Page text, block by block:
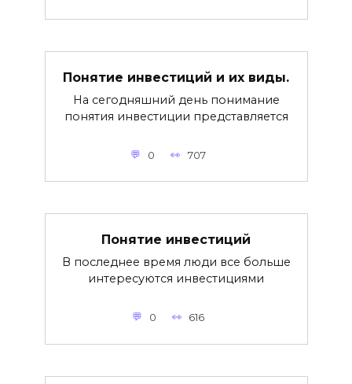
Понятие инвестиций и их виды.
На сегодняшний день понимание
понятия инвестиции представляется
0 707
Понятие инвестиций
В последнее время люди все больше
интересуются инвестициями
0 616